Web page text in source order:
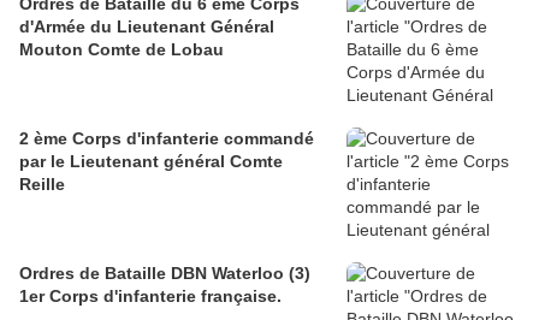
d'Armée du Lieutenant Général
Mouton Comte de Lobau
2 ème Corps d'infanterie commandé
par le Lieutenant général Comte
Reille
Ordres de Bataille DBN Waterloo (3)
1er Corps d'infanterie française.